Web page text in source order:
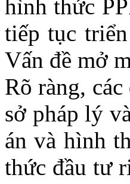
hình thức
tiếp tục
Vấn đề mở
Rõ ràng,
sở pháp lý
án và hình
thức đầu tư